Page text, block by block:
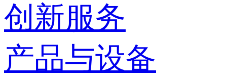
创新服务
产品与设备